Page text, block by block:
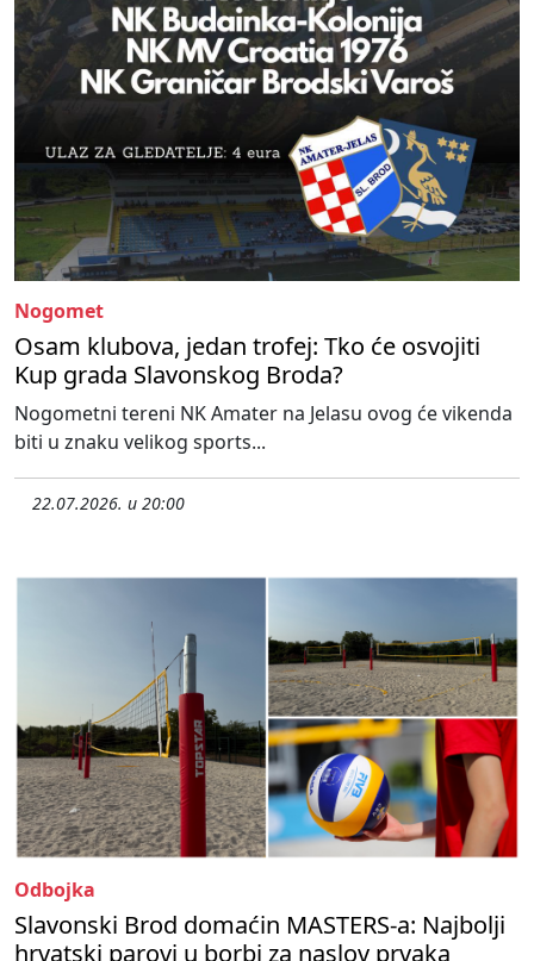
Nogomet
Osam klubova, jedan trofej: Tko će osvojiti
Kup grada Slavonskog Broda?
Nogometni tereni NK Amater na Jelasu ovog će vikenda
biti u znaku velikog sports...
22.07.2026. u 20:00
Odbojka
Slavonski Brod domaćin MASTERS-a: Najbolji
hrvatski parovi u borbi za naslov prvaka